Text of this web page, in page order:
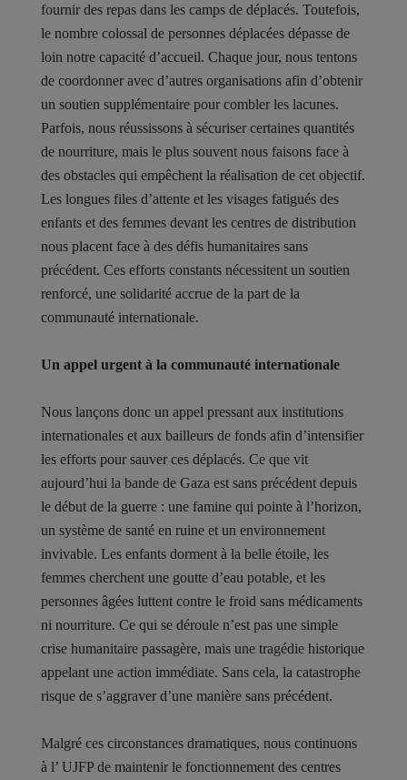
fournir des repas dans les camps de déplacés. Toutefois,
le nombre colossal de personnes déplacées dépasse de
loin notre capacité d’accueil. Chaque jour, nous tentons
de coordonner avec d’autres organisations afin d’obtenir
un soutien supplémentaire pour combler les lacunes.
Parfois, nous réussissons à sécuriser certaines quantités
de nourriture, mais le plus souvent nous faisons face à
des obstacles qui empêchent la réalisation de cet objectif.
Les longues files d’attente et les visages fatigués des
enfants et des femmes devant les centres de distribution
nous placent face à des défis humanitaires sans
précédent. Ces efforts constants nécessitent un soutien
renforcé, une solidarité accrue de la part de la
communauté internationale.
Un appel urgent à la communauté internationale
Nous lançons donc un appel pressant aux institutions
internationales et aux bailleurs de fonds afin d’intensifier
les efforts pour sauver ces déplacés. Ce que vit
aujourd’hui la bande de Gaza est sans précédent depuis
le début de la guerre : une famine qui pointe à l’horizon,
un système de santé en ruine et un environnement
invivable. Les enfants dorment à la belle étoile, les
femmes cherchent une goutte d’eau potable, et les
personnes âgées luttent contre le froid sans médicaments
ni nourriture. Ce qui se déroule n’est pas une simple
crise humanitaire passagère, mais une tragédie historique
appelant une action immédiate. Sans cela, la catastrophe
risque de s’aggraver d’une manière sans précédent.
Malgré ces circonstances dramatiques, nous continuons
à l’ UJFP de maintenir le fonctionnement des centres